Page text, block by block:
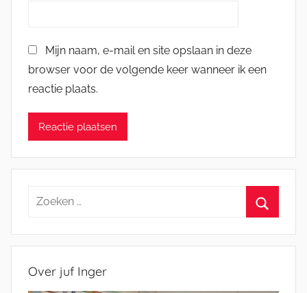
Mijn naam, e-mail en site opslaan in deze
browser voor de volgende keer wanneer ik een
reactie plaats.
Zoeken
Over juf Inger